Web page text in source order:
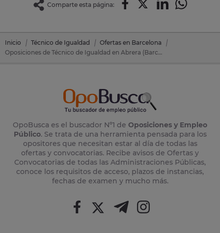
Comparte esta página:
Inicio Técnico de Igualdad
Ofertas en Barcelona
Oposiciones de Técnico de Igualdad en Abrera (Barcelona)
OpoBusca es el buscador Nº1 de Oposiciones y Empleo
Público. Se trata de una herramienta pensada para los
opositores que necesitan estar al día de todas las
ofertas y convocatorias. Recibe avisos de Ofertas y
Convocatorias de todas las Administraciones Públicas,
conoce los requisitos de acceso, plazos de instancias,
fechas de examen y mucho más.